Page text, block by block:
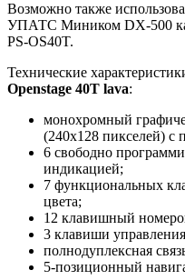
Возможно также
УПАТС Миником DX-500
PS-OS40T.
Технические
Openstage 40T lava:
монохромный
(240x128 пикселей) с
6 свободно
индикацией;
7 функциональных
цвета;
12 клавишный
3 клавиши
полнодуплексная
5-позиционный